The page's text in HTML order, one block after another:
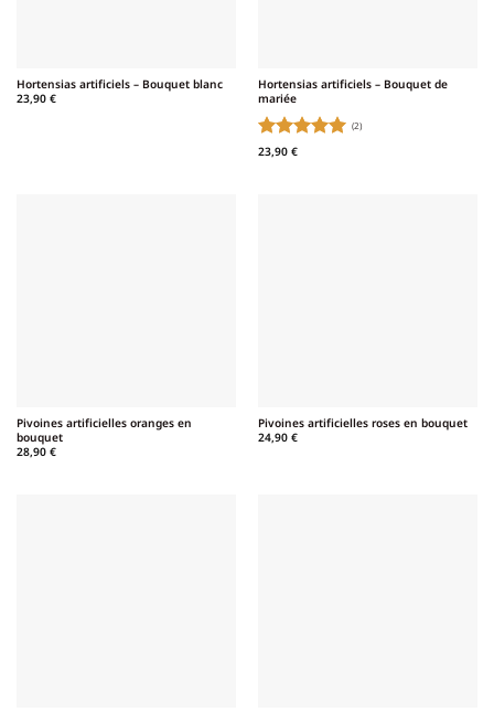
Hortensias artificiels – Bouquet blanc
23,90 €
Hortensias artificiels – Bouquet de
mariée
Note
(2)
23,90 €
Pivoines artificielles oranges en
bouquet
28,90 €
Pivoines artificielles roses en bouquet
24,90 €